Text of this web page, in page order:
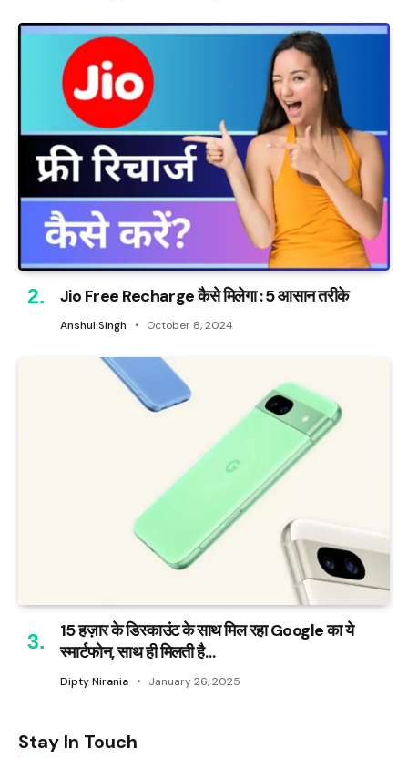
Jio Free Recharge कैसे मिलेगा : 5 आसान तरीके
Anshul Singh October 8, 2024
15 हज़ार के डिस्काउंट के साथ मिल रहा Google का ये
स्मार्टफोन, साथ ही मिलती है…
Dipty Nirania January 26, 2025
Stay In Touch